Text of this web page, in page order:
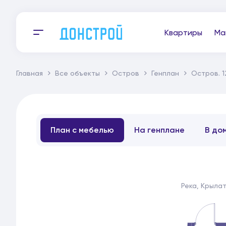
Квартиры
Главная Все объекты Остров Генплан Остров.
План с мебелью На генплане В
Река,